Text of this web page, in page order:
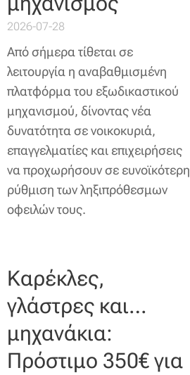
2026-07-28
Από σήμερα τίθεται σε
λειτουργία η αναβαθμισμένη
πλατφόρμα του εξωδικαστικού
μηχανισμού, δίνοντας νέα
δυνατότητα σε νοικοκυριά,
επαγγελματίες και επιχειρήσεις
να προχωρήσουν σε ευνοϊκότερη
ρύθμιση των ληξιπρόθεσμων
οφειλών τους.
Καρέκλες,
γλάστρες και…
μηχανάκια:
Πρόστιμο 350€ για